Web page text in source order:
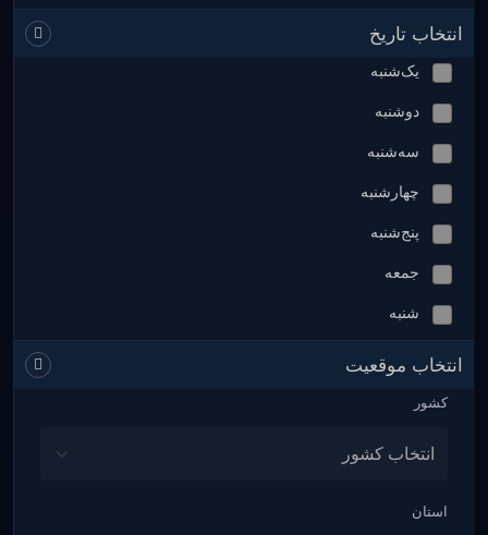
انتخاب تاریخ
یک‌شنبه
دوشنبه
سه‌شنبه
چهارشنبه
پنج‌شنبه
جمعه
شنبه
انتخاب موقعیت
کشور
استان